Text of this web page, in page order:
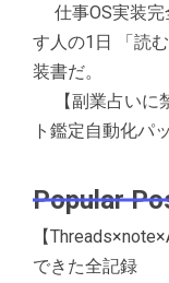
仕事OS実装
す人の1日 「読
装書だ。
【副業占い
ト鑑定自動化パ
Popular
【
できた全記録